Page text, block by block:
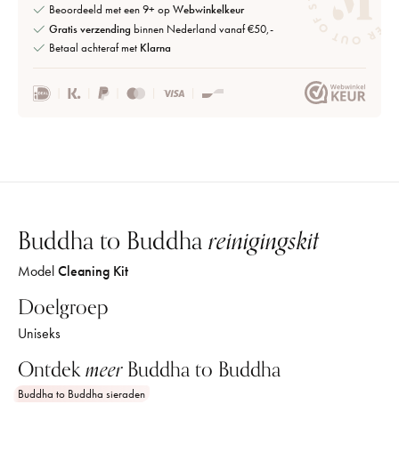
Beoordeeld met een 9+ opWebwinkelkeur
Gratis verzending binnen Nederland vanaf €50,-
Betaal achteraf met Klarna
Buddha to Buddhareinigingskit
ModelCleaning Kit
Doelgroep
Uniseks
OntdekmeerBuddha to Buddha
Buddha to Buddha sieraden